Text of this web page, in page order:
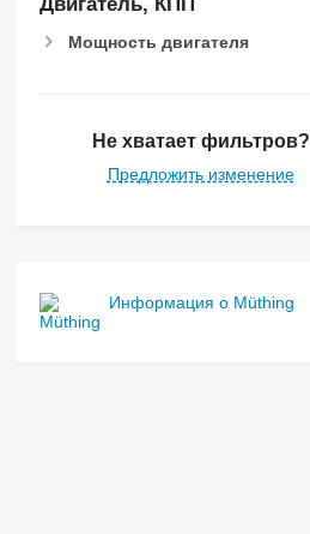
Мощность двигателя
Не хватает фильтров?
Предложить изменение
Информация о Müthing